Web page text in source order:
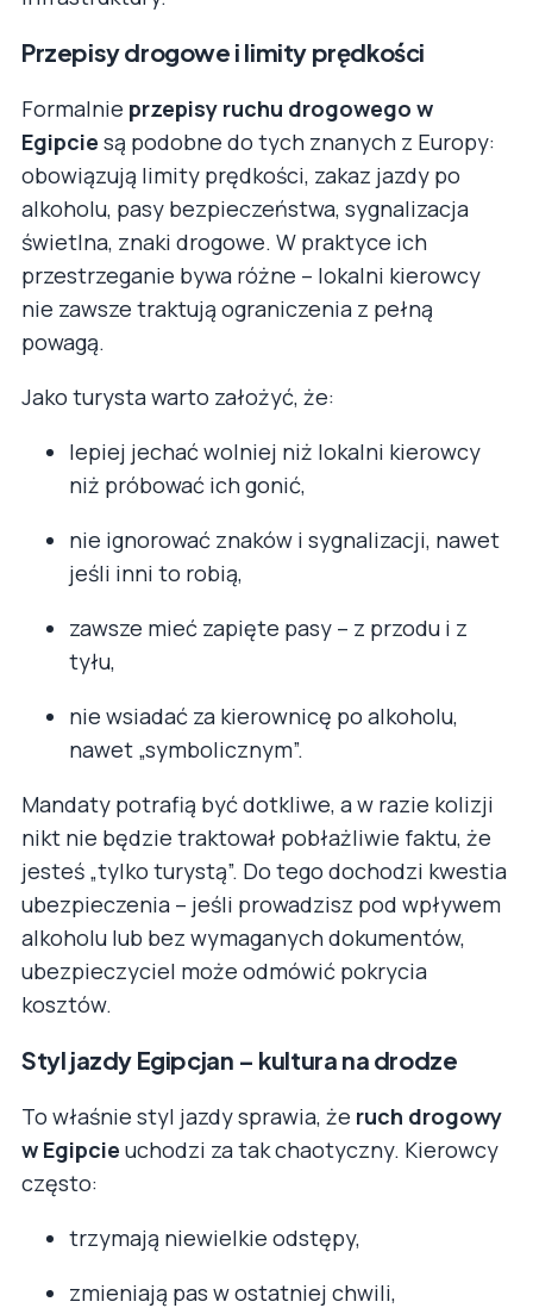
Przepisy drogowe i limity prędkości
Formalnie przepisy ruchu drogowego w
Egipcie są podobne do tych znanych z Europy:
obowiązują limity prędkości, zakaz jazdy po
alkoholu, pasy bezpieczeństwa, sygnalizacja
świetlna, znaki drogowe. W praktyce ich
przestrzeganie bywa różne – lokalni kierowcy
nie zawsze traktują ograniczenia z pełną
powagą.
Jako turysta warto założyć, że:
lepiej jechać wolniej niż lokalni kierowcy
niż próbować ich gonić,
nie ignorować znaków i sygnalizacji, nawet
jeśli inni to robią,
zawsze mieć zapięte pasy – z przodu i z
tyłu,
nie wsiadać za kierownicę po alkoholu,
nawet „symbolicznym”.
Mandaty potrafią być dotkliwe, a w razie kolizji
nikt nie będzie traktował pobłażliwie faktu, że
jesteś „tylko turystą”. Do tego dochodzi kwestia
ubezpieczenia – jeśli prowadzisz pod wpływem
alkoholu lub bez wymaganych dokumentów,
ubezpieczyciel może odmówić pokrycia
kosztów.
Styl jazdy Egipcjan – kultura na drodze
To właśnie styl jazdy sprawia, że ruch drogowy
w Egipcie uchodzi za tak chaotyczny. Kierowcy
często:
trzymają niewielkie odstępy,
zmieniają pas w ostatniej chwili,